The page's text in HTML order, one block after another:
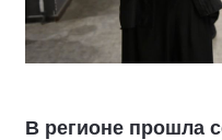
В регионе прошла